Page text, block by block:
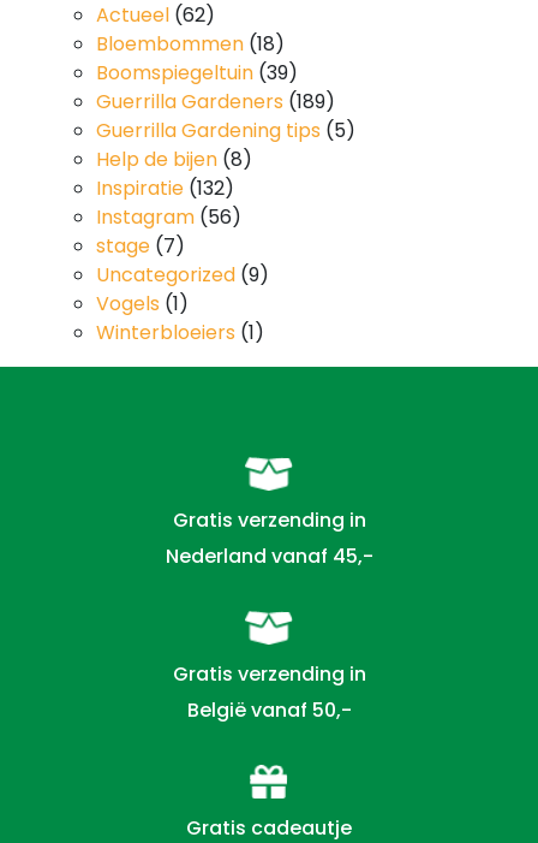
Actueel (62)
Bloembommen (18)
Boomspiegeltuin (39)
Guerrilla Gardeners (189)
Guerrilla Gardening tips (5)
Help de bijen (8)
Inspiratie (132)
Instagram (56)
stage (7)
Uncategorized (9)
Vogels (1)
Winterbloeiers (1)
Gratis verzending in
Nederland vanaf 45,-
Gratis verzending in
België vanaf 50,-
Gratis cadeautje